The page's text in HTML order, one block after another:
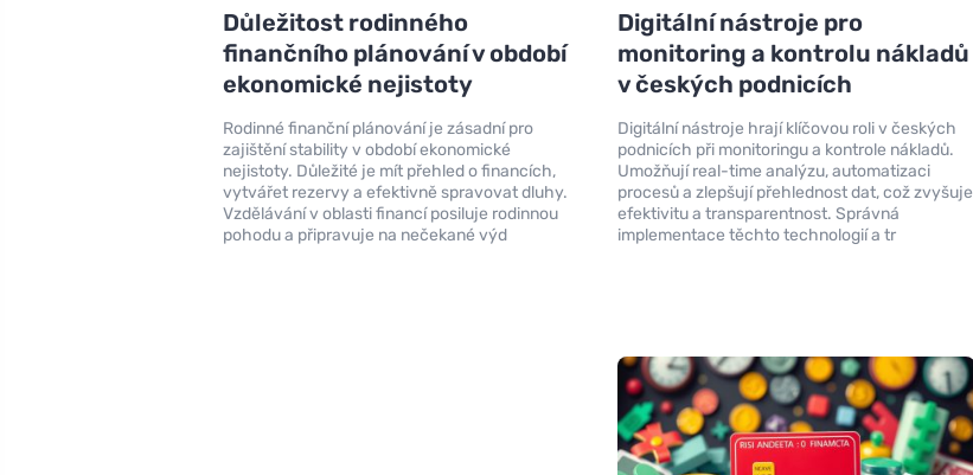
Důležitost rodinného
finančního plánování v období
ekonomické nejistoty
Rodinné finanční plánování je zásadní pro
zajištění stability v období ekonomické
nejistoty. Důležité je mít přehled o financích,
vytvářet rezervy a efektivně spravovat dluhy.
Vzdělávání v oblasti financí posiluje rodinnou
pohodu a připravuje na nečekané výd
Digitální nástroje pro
monitoring a kontrolu nákladů
v českých podnicích
Digitální nástroje hrají klíčovou roli v českých
podnicích při monitoringu a kontrole nákladů.
Umožňují real-time analýzu, automatizaci
procesů a zlepšují přehlednost dat, což zvyšuje
efektivitu a transparentnost. Správná
implementace těchto technologií a tr